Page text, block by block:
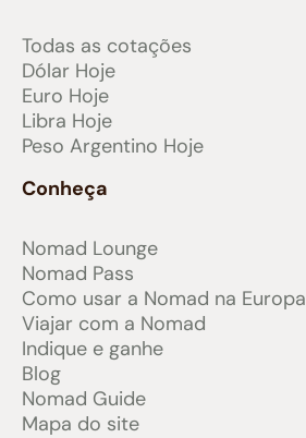
Todas as cotações
Dólar Hoje
Euro Hoje
Libra Hoje
Peso Argentino Hoje
Conheça
Nomad Lounge
Nomad Pass
Como usar a Nomad na Europa
Viajar com a Nomad
Indique e ganhe
Blog
Nomad Guide
Mapa do site